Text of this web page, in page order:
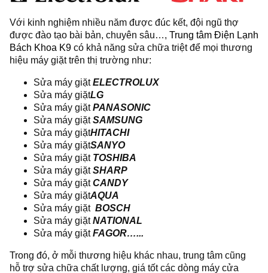
Với kinh nghiệm nhiều năm được đúc kết, đội ngũ thợ
được đào tạo bài bản, chuyên sâu…, Trung tâm Điện Lạnh
Bách Khoa K9 có khả năng sửa chữa triệt để mọi thương
hiệu máy giặt trên thị trường như:
Sửa máy giặtELECTROLUX
Sửa máy giặtLG
Sửa máy giặtPANASONIC
Sửa máy giặtSAMSUNG
Sửa máy giặtHITACHI
Sửa máy giặtSANYO
Sửa máy giặt TOSHIBA
Sửa máy giặtSHARP
Sửa máy giặtCANDY
Sửa máy giặtAQUA
Sửa máy giặt BOSCH
Sửa máy giặtNATIONAL
Sửa máy giặtFAGOR…...
Trong đó, ở mỗi thương hiệu khác nhau, trung tâm cũng
hỗ trợ sửa chữa chất lượng, giá tốt các dòng máy cửa